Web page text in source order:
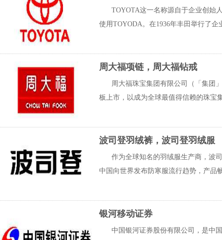
TOYOTA这一名称源自于企业创始
使用TOYODA。在1936年丰田举行了
周大福项链，周大福钻戒
周大福珠宝集团有限公司（「集团
板上市，以成为全球最值得信赖的珠宝
波司登羽绒裤，波司登羽绒服
作为全球知名的羽绒服生产商，波
中国向世界发布防寒服流行趋势，产品
银河移动证券
中国银河证券股份有限公司，是中